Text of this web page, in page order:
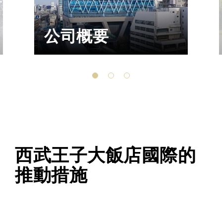
公司概要
西武王子大飯店國際的
推動措施